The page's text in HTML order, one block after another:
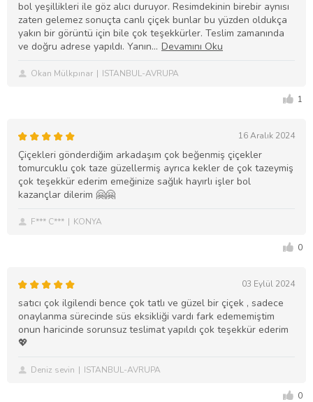
bol yeşillikleri ile göz alıcı duruyor. Resimdekinin birebir aynısı
zaten gelemez sonuçta canlı çiçek bunlar bu yüzden oldukça
yakın bir görüntü için bile çok teşekkürler. Teslim zamanında
ve doğru adrese yapıldı. Yanın
Okan Mülkpınar ISTANBUL-AVRUPA
1
16 Aralık 2024
Çiçekleri gönderdiğim arkadaşım çok beğenmiş çiçekler
tomurcuklu çok taze güzellermiş ayrıca kekler de çok tazeymiş
çok teşekkür ederim emeğinize sağlık hayırlı işler bol
kazançlar dilerim 🤗🤗
F*** C*** KONYA
0
03 Eylül 2024
satıcı çok ilgilendi bence çok tatlı ve güzel bir çiçek , sadece
onaylanma sürecinde süs eksikliği vardı fark edememiştim
onun haricinde sorunsuz teslimat yapıldı çok teşekkür ederim
💖
Deniz sevin ISTANBUL-AVRUPA
0